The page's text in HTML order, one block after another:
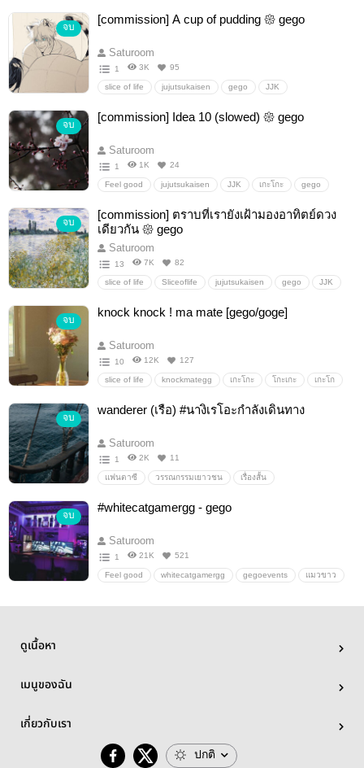
จบ
[commission] A cup of pudding 𑁍 gego
Saturoom
1 3K 95
slice of life jujutsukaisen gego JJK
จบ
[commission] Idea 10 (slowed) 𑁍 gego
Saturoom
1 1K 24
Feel good jujutsukaisen JJK เกะโกะ gego
จบ
[commission] ตราบที่เรายังเฝ้ามองอาทิตย์ดวง
เดียวกัน 𑁍 gego
Saturoom
13 7K 82
slice of life Sliceoflife jujutsukaisen gego JJK
JJKfiction จจส เกะโกะ
จบ
knock knock ! ma mate [gego/goge]
Saturoom
10 12K 127
slice of life knockmategg เกะโกะ โกะเกะ เกะโก
gegoge gogego JJKfiction JJKauthai
จบ
wanderer (เรือ) #นางิเรโอะกำลังเดินทาง
Saturoom
1 2K 11
แฟนตาซี วรรณกรรมเยาวชน เรื่องสั้น
Bluelock
จบ
#whitecatgamergg - gego
Saturoom
1 21K 521
Feel good whitecatgamergg gegoevents แมวขาว
ดูเนื้อหา
เมนูของฉัน
เกี่ยวกับเรา
ปกติ